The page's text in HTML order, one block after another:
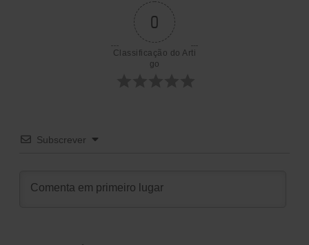
0
Classificação do Arti
go
Subscrever